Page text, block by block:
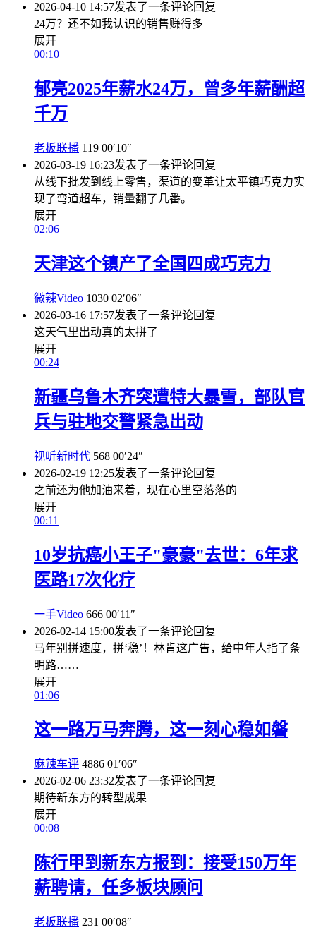
2026-04-10 14:57发表了一条评论回复
24万？还不如我认识的销售赚得多
展开
00:10
郁亮2025年薪水24万，曾多年薪酬超
千万
老板联播 119 00′10″
2026-03-19 16:23发表了一条评论回复
从线下批发到线上零售，渠道的变革让太平镇巧克力实
现了弯道超车，销量翻了几番。
展开
02:06
天津这个镇产了全国四成巧克力
微辣Video 1030 02′06″
2026-03-16 17:57发表了一条评论回复
这天气里出动真的太拼了
展开
00:24
新疆乌鲁木齐突遭特大暴雪，部队官
兵与驻地交警紧急出动
视听新时代 568 00′24″
2026-02-19 12:25发表了一条评论回复
之前还为他加油来着，现在心里空落落的
展开
00:11
10岁抗癌小王子"豪豪"去世：6年求
医路17次化疗
一手Video 666 00′11″
2026-02-14 15:00发表了一条评论回复
马年别拼速度，拼‘稳’！林肯这广告，给中年人指了条
明路……
展开
01:06
这一路万马奔腾，这一刻心稳如磐
麻辣车评 4886 01′06″
2026-02-06 23:32发表了一条评论回复
期待新东方的转型成果
展开
00:08
陈行甲到新东方报到：接受150万年
薪聘请，任多板块顾问
老板联播 231 00′08″